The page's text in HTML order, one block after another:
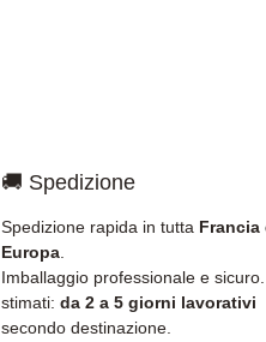
🚚 Spedizione
Spedizione rapida in tutta Francia
Europa
Imballaggio professionale e
stimati: da 2 a 5 giorni lavorativi
secondo destinazione.